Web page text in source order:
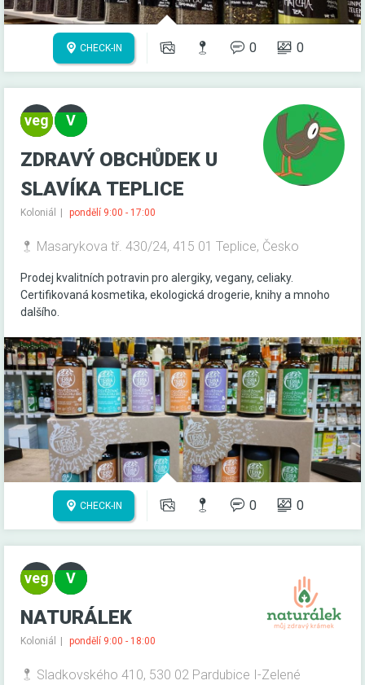
CHECK-IN 0 0
ZDRAVÝ OBCHŮDEK U
SLAVÍKA TEPLICE
Koloniál pondělí 9:00 - 17:00
Masarykova tř. 430/24, 415 01 Teplice, Česko
Prodej kvalitních potravin pro alergiky, vegany, celiaky.
Certifikovaná kosmetika, ekologická drogerie, knihy a mnoho
dalšího.
CHECK-IN 0 0
NATURÁLEK
Koloniál pondělí 9:00 - 18:00
Sladkovského 410, 530 02 Pardubice I-Zelené